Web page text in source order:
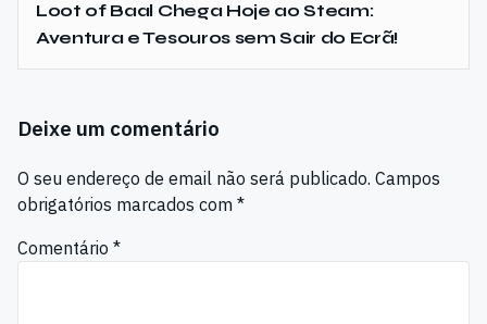
Loot of Baal Chega Hoje ao Steam:
Aventura e Tesouros sem Sair do Ecrã!
Deixe um comentário
O seu endereço de email não será publicado. Campos
obrigatórios marcados com *
Comentário *